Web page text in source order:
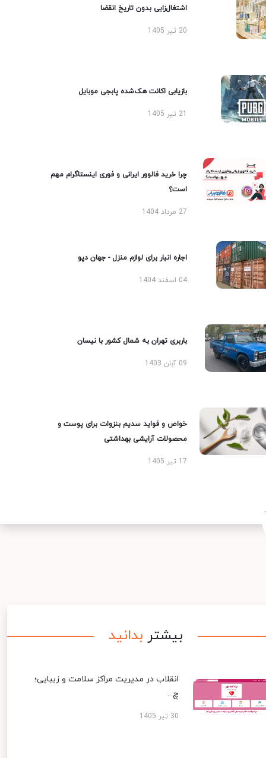
اشتغال‌زایی بدون تاریخ انقضا
20 تیر 1405
بازیابی اکانت هک‌شده پابجی موبایل
چرا خرید فالوور ایرانی و فوری اینستاگرام مهم
است؟
27 مرداد 1404
اجاره انبار برای لوازم منزل - جهان دپو
04 اسفند 1404
باربری تهران به شمال کشور با نیسان
09 آبان 1403
خواص و فواید سدیم بنزوات برای پوست و
محصولات آرایشی بهداشتی
17 تیر 1405
بیشتر بدانید
انقلاب در مدیریت مراکز سلامت و زیبایی؛
چ...
30 تیر 1405